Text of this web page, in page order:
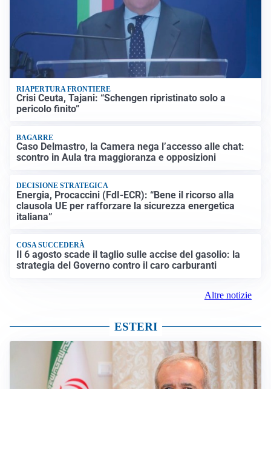
RIAPERTURA FRONTIERE
Crisi Ceuta, Tajani: “Schengen ripristinato solo a
pericolo finito”
BAGARRE
Caso Delmastro, la Camera nega l’accesso alle chat:
scontro in Aula tra maggioranza e opposizioni
DECISIONE STRATEGICA
Energia, Procaccini (FdI-ECR): “Bene il ricorso alla
clausola UE per rafforzare la sicurezza energetica
italiana”
COSA SUCCEDERÀ
Il 6 agosto scade il taglio sulle accise del gasolio: la
strategia del Governo contro il caro carburanti
Altre notizie
ESTERI